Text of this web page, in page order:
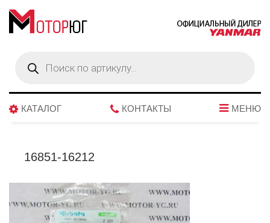
товаров
КАТАЛОГ КОНТАКТЫ МЕНЮ
16851-16212